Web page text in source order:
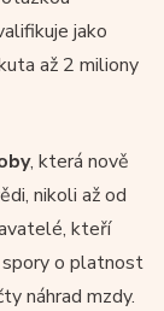
jako
až 2 miliony
, která nově
nikoli až od
kteří
spory o platnost
náhrad mzdy.